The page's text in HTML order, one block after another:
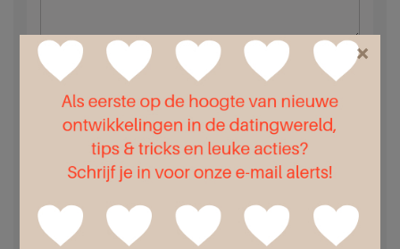
Naam *
E-mail
adres * (wordt niet getoond)
Website *
Mijn naam, e-mail en site opslaan in deze browser voor de
×